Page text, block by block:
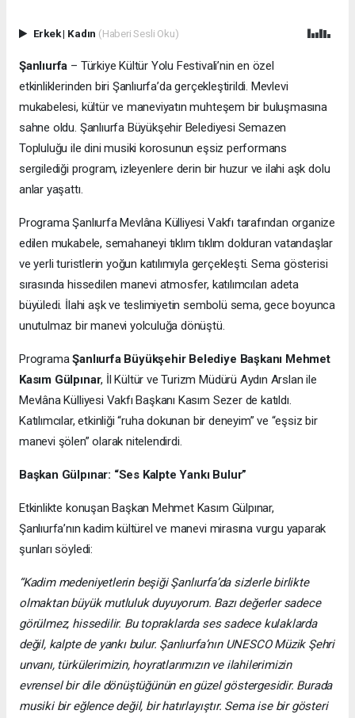
Erkek| Kadın (Haberi Sesli Oku)
Şanlıurfa – Türkiye Kültür Yolu Festivali’nin en özel
etkinliklerinden biri Şanlıurfa’da gerçekleştirildi. Mevlevi
mukabelesi, kültür ve maneviyatın muhteşem bir buluşmasına
sahne oldu. Şanlıurfa Büyükşehir Belediyesi Semazen
Topluluğu ile dini musiki korosunun eşsiz performans
sergilediği program, izleyenlere derin bir huzur ve ilahi aşk dolu
anlar yaşattı.
ProgramaŞanlıurfa Mevlâna Külliyesi Vakfı tarafından organize
edilen mukabele, semahaneyi tıklım tıklım dolduran vatandaşlar
ve yerli turistlerin yoğun katılımıyla gerçekleşti. Sema gösterisi
sırasında hissedilen manevi atmosfer, katılımcıları adeta
büyüledi. İlahi aşk ve teslimiyetin sembolü sema, gece boyunca
unutulmaz bir manevi yolculuğa dönüştü.
ProgramaŞanlıurfa Büyükşehir Belediye Başkanı Mehmet
Kasım Gülpınar, İl Kültür ve Turizm Müdürü Aydın Arslan ile
Mevlâna Külliyesi Vakfı Başkanı Kasım Sezer de katıldı.
Katılımcılar, etkinliği “ruha dokunan bir deneyim” ve “eşsiz bir
manevi şölen” olarak nitelendirdi.
Başkan Gülpınar: “Ses Kalpte Yankı Bulur”
Etkinlikte konuşan Başkan Mehmet Kasım Gülpınar,
Şanlıurfa’nın kadim kültürel ve manevi mirasına vurgu yaparak
şunları söyledi:
“Kadim medeniyetlerin beşiği Şanlıurfa’da sizlerle birlikte
olmaktan büyük mutluluk duyuyorum. Bazı değerler sadece
görülmez, hissedilir. Bu topraklarda ses sadece kulaklarda
değil, kalpte de yankı bulur. Şanlıurfa’nın UNESCO Müzik Şehri
unvanı, türkülerimizin, hoyratlarımızın ve ilahilerimizin
evrensel bir dile dönüştüğünün en güzel göstergesidir. Burada
musiki bir eğlence değil, bir hatırlayıştır. Sema ise bir gösteri